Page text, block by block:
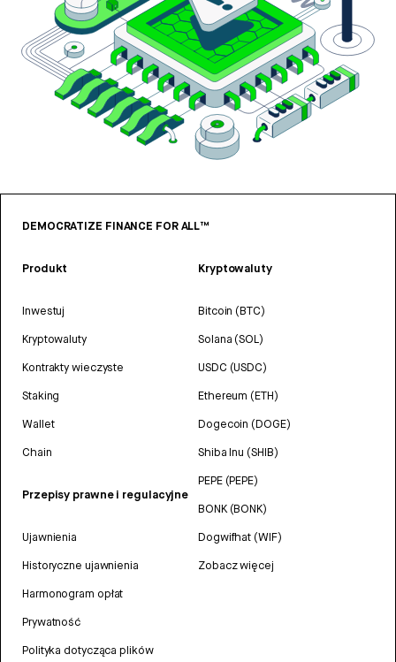
DEMOCRATIZE FINANCE FOR ALL™
Produkt
Inwestuj
Kryptowaluty
Kontrakty wieczyste
Staking
Wallet
Chain
Przepisy prawne i regulacyjne
Ujawnienia
Historyczne ujawnienia
Harmonogram opłat
Prywatność
Polityka dotycząca plików
Kryptowaluty
Bitcoin (BTC)
Solana (SOL)
USDC (USDC)
Ethereum (ETH)
Dogecoin (DOGE)
Shiba Inu (SHIB)
PEPE (PEPE)
BONK (BONK)
Dogwifhat (WIF)
Zobacz więcej